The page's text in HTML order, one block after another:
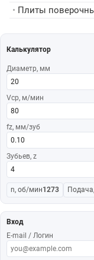
• Плиты
Калькулятор
Диаметр, мм
Vср, м/мин
fz, мм/зуб
Зубьев, z
n, об/мин1273
Вход
E-mail / Логин